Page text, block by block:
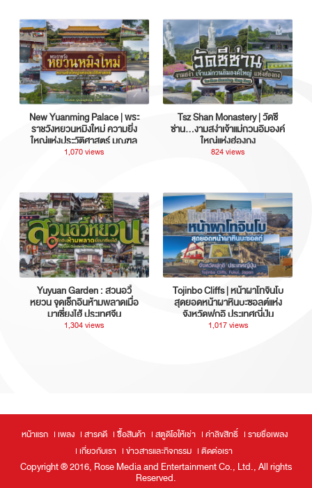
New Yuanming Palace | พระ
ราชวังหยวนหมิงใหม่ ความยิ่ง
ใหญ่แห่งประวัติศาสตร์ มณฑล
กวางตุ้ง ประเทศจีน
1,070 views
Tsz Shan Monastery | วัดซี
ซ่าน…งามสง่าเจ้าแม่กวนอิมองค์
ใหญ่แห่งฮ่องกง
824 views
Yuyuan Garden : สวนอวี้
หยวน จุดเช็กอินห้ามพลาดเมื่อ
มาเซี่ยงไฮ้ ประเทศจีน
1,304 views
Tojinbo Cliffs | หน้าผาโทจินโบ
สุดยอดหน้าผาหินบะซอลต์แห่ง
จังหวัดฟุกุอิ ประเทศญี่ปุ่น
1,017 views
หน้าแรก เพลง สารคดี ซื้อสินค้า สตูดิโอให้เช่า ค่าลิขสิทธิ์
รายชื่อเพลง
เกี่ยวกับเรา
ข่าวสารและกิจกรรม ติดต่อเรา
Copyright ® 2016, Rose Media and Entertainment Co., Ltd., All rights
Reserved.